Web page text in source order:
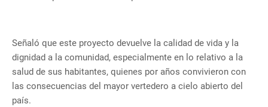
Señaló que este proyecto devuelve la calidad de vida y la
dignidad a la comunidad, especialmente en lo relativo a la
salud de sus habitantes, quienes por años convivieron con
las consecuencias del mayor vertedero a cielo abierto del
país.